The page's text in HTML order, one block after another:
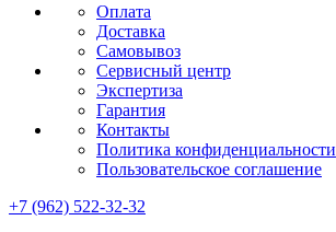
Оплата
Доставка
Самовывоз
Сервисный центр
Экспертиза
Гарантия
Контакты
Политика конфиденциальности
Пользовательское соглашение
+7 (962) 522-32-32